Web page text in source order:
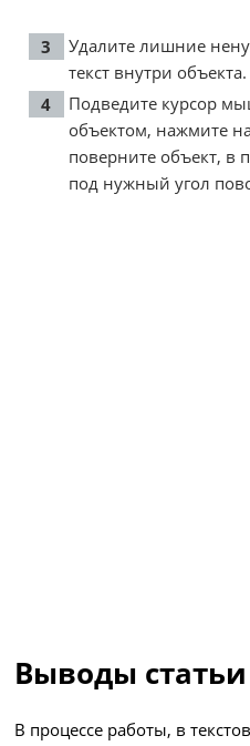
Удалите лишние
текст внутри объекта.
Подведите курсор
объектом, нажмите
поверните объект, в
под нужный угол
Выводы статьи
В процессе работы, в